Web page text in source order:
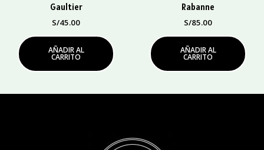
Gaultier
S/45.00
AÑADIR AL
CARRITO
Rabanne
S/85.00
AÑADIR AL
CARRITO